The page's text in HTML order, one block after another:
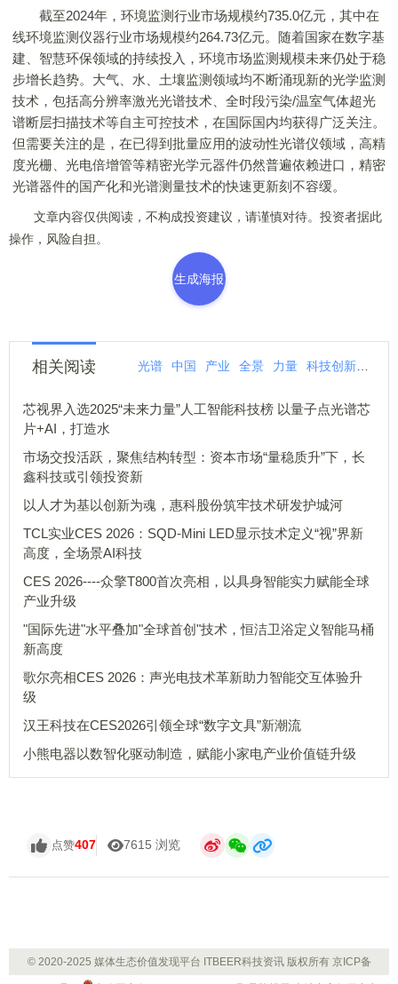
截至2024年，环境监测行业市场规模约735.0亿元，其中在
线环境监测仪器行业市场规模约264.73亿元。随着国家在数字基
建、智慧环保领域的持续投入，环境市场监测规模未来仍处于稳
步增长趋势。大气、水、土壤监测领域均不断涌现新的光学监测
技术，包括高分辨率激光光谱技术、全时段污染/温室气体超光
谱断层扫描技术等自主可控技术，在国际国内均获得广泛关注。
但需要关注的是，在已得到批量应用的波动性光谱仪领域，高精
度光栅、光电倍增管等精密光学元器件仍然普遍依赖进口，精密
光谱器件的国产化和光谱测量技术的快速更新刻不容缓。
文章内容仅供阅读，不构成投资建议，请谨慎对待。投资者据此
操作，风险自担。
生成海报
相关阅读 光谱 中国 产业 全景 力量 科技创新
芯视界入选2025“未来力量”人工智能科技榜 以量子点光谱芯
片+AI，打造水
市场交投活跃，聚焦结构转型：资本市场“量稳质升”下，长
鑫科技或引领投资新
以人才为基以创新为魂，惠科股份筑牢技术研发护城河
TCL实业CES 2026：SQD-Mini LED显示技术定义“视”界新
高度，全场景AI科技
CES 2026----众擎T800首次亮相，以具身智能实力赋能全球
产业升级
"国际先进"水平叠加"全球首创"技术，恒洁卫浴定义智能马桶
新高度
歌尔亮相CES 2026：声光电技术革新助力智能交互体验升
级
汉王科技在CES2026引领全球“数字文具”新潮流
小熊电器以数智化驱动制造，赋能小家电产业价值链升级
点赞407 7615 浏览
© 2020-2025 媒体生态价值发现平台 ITBEER科技资讯 版权所有 京ICP备